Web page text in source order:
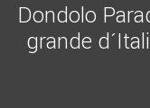
Dondolo
grande